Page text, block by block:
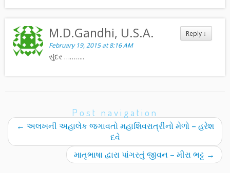
Reply ↓
M.D.Gandhi, U.S.A.
February 19, 2015 at 8:16 AM
સુંદર ………..
Post navigation
← અલખની અહાલેક જગાવતો મહાશિવરાત્રીનો મેળો – હરેશ
દવે
માતૃભાષા દ્વારા પાંગરતું જીવન – મીરા ભટ્ટ →